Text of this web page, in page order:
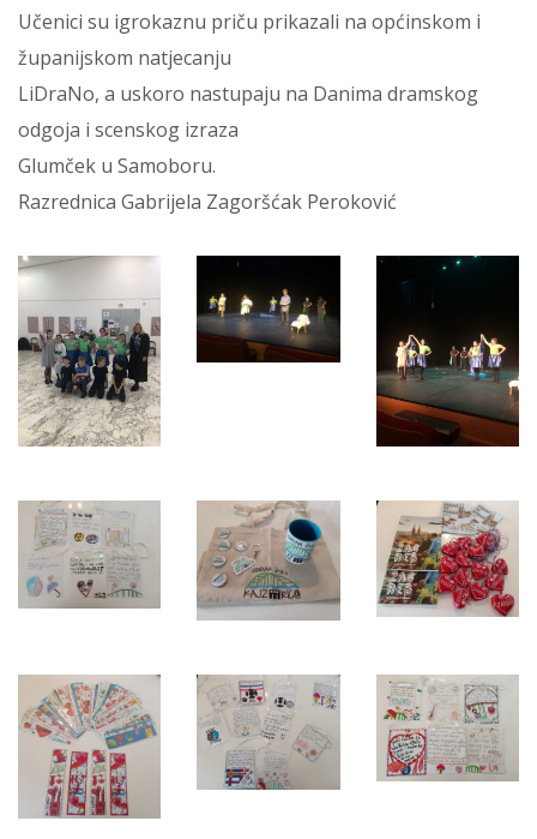
Učenici su igrokaznu priču prikazali na općinskom i
županijskom natjecanju
LiDraNo, a uskoro nastupaju na Danima dramskog
odgoja i scenskog izraza
Glumček u Samoboru.
Razrednica Gabrijela Zagoršćak Peroković